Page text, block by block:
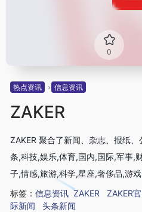
0
热点资讯 信息资讯
ZAKER
ZAKER 聚合了新闻、杂志、报纸
条,科技,娱乐,体育,国内,国际,军事,
子,情感,旅游,科学,星座,奢侈品,游
标签： 信息资讯 ZAKER ZAKER
际新闻
头条新闻